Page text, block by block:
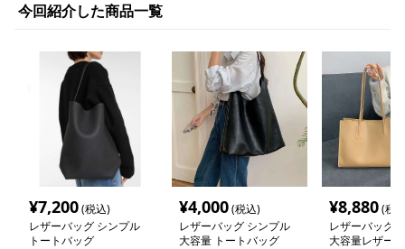
今回紹介した商品一覧
¥7,200(税込)
レザーバッグ シンプル
トートバッグ
¥4,000(税込)
レザーバッグ シンプル
大容量 トートバッグ
¥8,880(税
レザーバッグ
大容量レザー